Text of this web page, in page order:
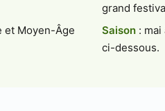
et Moyen-Âge
grand
Saison: mai
ci-dessous.